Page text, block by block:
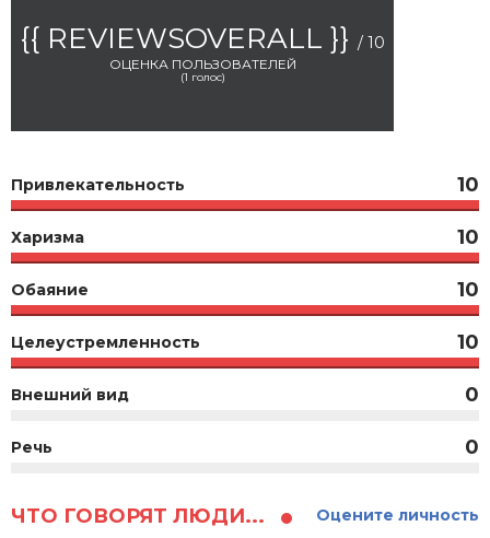
{{ REVIEWSOVERALL }} / 10
ОЦЕНКА ПОЛЬЗОВАТЕЛЕЙ
(1 голос)
Привлекательность 10
Харизма 10
Обаяние 10
Целеустремленность 10
Внешний вид 0
Речь 0
ЧТО ГОВОРЯТ ЛЮДИ... Оцените личность